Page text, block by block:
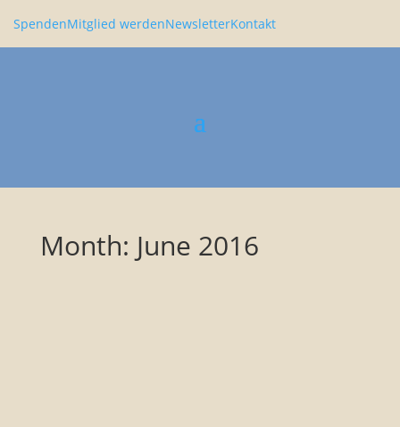
SpendenMitglied werdenNewsletterKontakt
Month: June 2016